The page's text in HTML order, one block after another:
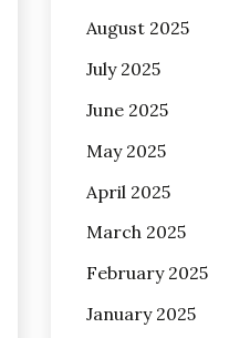
August 2025
July 2025
June 2025
May 2025
April 2025
March 2025
February 2025
January 2025